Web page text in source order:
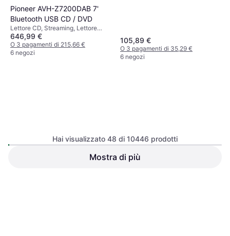
Pioneer AVH-Z7200DAB 7'
Bluetooth USB CD / DVD
Lettore CD, Streaming, Lettore
DVD, Fattore di Forma: DIN
646,99 €
O 3 pagamenti di 215,66 €
6 negozi
105,89 €
O 3 pagamenti di 35,29 €
6 negozi
Pioneer FH-S820DAB 2 DIN 4
Streaming
Hai visualizzato 48 di 10446 prodotti
Mostra di più